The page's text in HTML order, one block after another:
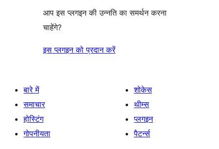
आप इस प्लगइन की उन्नति का समर्थन करना
चाहेंगे?
इस प्लगइन को प्रदान करें
बारे में
समाचार
होस्टिंग
गोपनीयता
शोकेस
थीम्स
प्लगइन
पैटर्न्स